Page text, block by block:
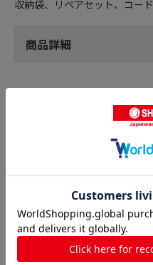
収納袋、リペアセット、コード
商品詳細
ベッドの人気商品との比較